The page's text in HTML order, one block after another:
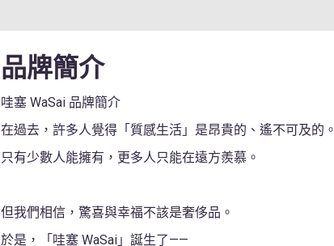
品牌簡介
哇塞 WaSai 品牌簡介
在過去，許多人覺得「質感生活」是昂貴的、遙不可及的。
只有少數人能擁有，更多人只能在遠方羨慕。
但我們相信，驚喜與幸福不該是奢侈品。
於是，「哇塞 WaSai」誕生了——
— 王小姐｜長期合作客戶